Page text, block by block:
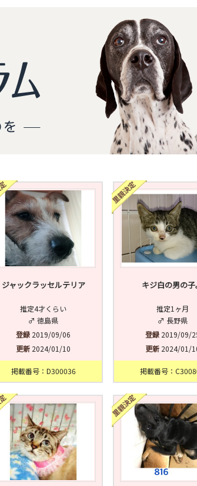
ジャックラッセルテリア
推定4才くらい
♂ 徳島県
登録 2019/09/06
更新 2024/01/10
掲載番号：D300036
キジ白の男の子
推定1ヶ月
♂ 長野県
登録2019/09/
更新2024/01/
掲載番号：